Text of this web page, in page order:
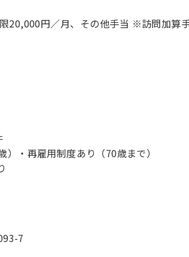
20,000円／月、その他手当 ※訪問加算
・再雇用制度あり（70歳まで）
7